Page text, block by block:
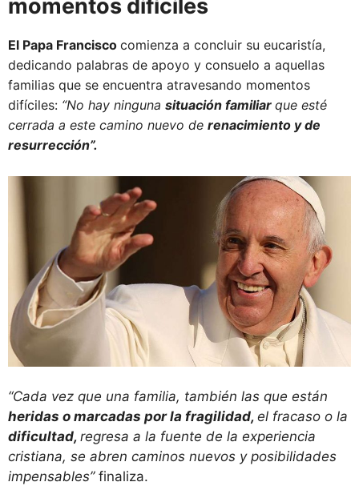
momentos difíciles
El Papa Francisco comienza a concluir su eucaristía,
dedicando palabras de apoyo y consuelo a aquellas
familias que se encuentra atravesando momentos
difíciles: “No hay ninguna situación familiar que esté
cerrada a este camino nuevo de renacimiento y de
resurrección”.
“Cada vez que una familia, también las que están
heridas o marcadas por la fragilidad, el fracaso o la
dificultad, regresa a la fuente de la experiencia
cristiana, se abren caminos nuevos y posibilidades
impensables” finaliza.